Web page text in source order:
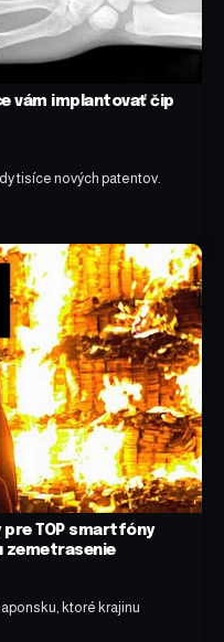
vám implantovať čip
tisíce nových patentov.
pre TOP smartfóny
zemetrasenie
ktoré krajinu